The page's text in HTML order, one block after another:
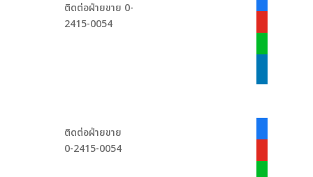
ติดต่อฝ่ายขาย 0-
2415-0054
ติดต่อฝ่ายขาย
0-2415-0054